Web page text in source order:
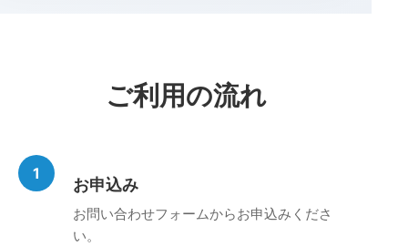
ご利用の流れ
1
お申込み
お問い合わせフォームからお申込みくださ
い。